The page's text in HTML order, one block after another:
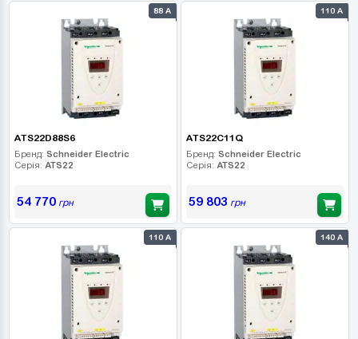
88 А
ATS22D88S6
Бренд: Schneider Electric
Серія: ATS22
54 770грн
110 А
ATS22C11Q
Бренд: Schneider Electric
Серія: ATS22
59 803 грн
110 А 140 А